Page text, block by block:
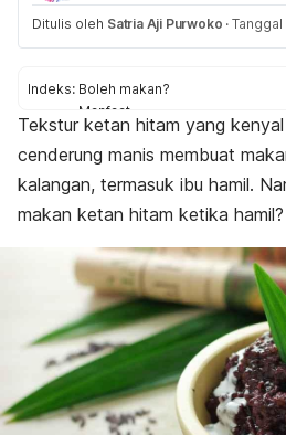
Ditulis oleh Satria Aji Purwoko ·
Indeks: Boleh makan?
Manfaat
Aturan konsumsi
Tekstur ketan hitam yang
cenderung manis membuat
kalangan, termasuk ibu hamil.
makan ketan hitam ketika hamil?